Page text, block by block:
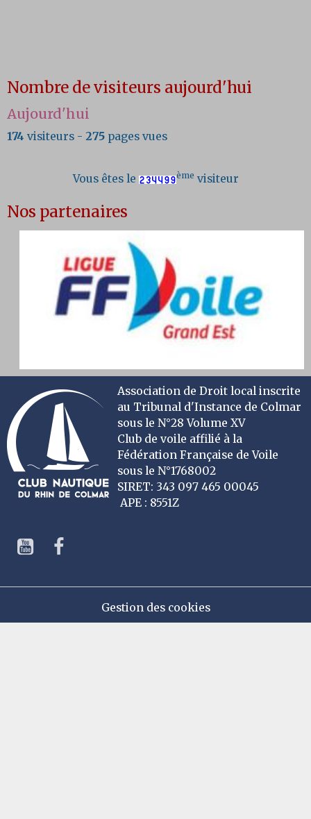
Nombre de visiteurs aujourd'hui
Aujourd'hui
174 visiteurs - 275 pages vues
Vous êtes le ème visiteur
Nos partenaires
Association de Droit local inscrite
au Tribunal d'Instance de Colmar
sous le N°28 Volume XV
Club de voile affilié à la
Fédération Française de Voile
sous le N°1768002
SIRET: 343 097 465 00045
APE : 8551Z
Gestion des cookies